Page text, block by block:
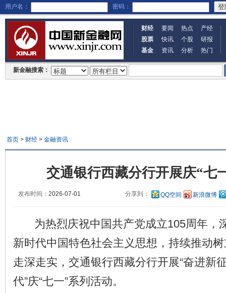
用户名： 密码：
财经 要闻 热点
产经
股票
快讯 个股
研报
基金
资讯 分析 热门
新金融搜索：
首页> 财经> 金融资讯
交通银行西藏分行开展庆“七
发布时间： 2026-07-01 分享到： QQ空间 新浪微博
为热烈庆祝中国共产党成立105周年，
新时代中国特色社会主义思想，持续推动
走深走实，交通银行西藏分行开展“奋进新
代”庆“七一”系列活动。